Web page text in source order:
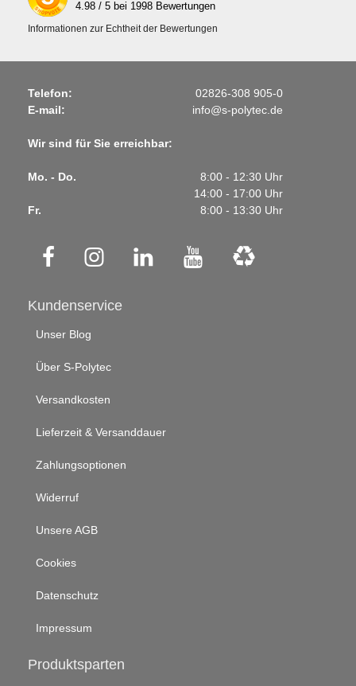
4.98 / 5 bei 1998 Bewertungen
Informationen zur Echtheit der Bewertungen
Telefon:
02826-308 905-0
E-mail:
info@s-polytec.de
Wir sind für Sie erreichbar:
Mo. - Do.
8:00 - 12:30 Uhr
14:00 - 17:00 Uhr
Fr.
8:00 - 13:30 Uhr
Kundenservice
Unser Blog
Über S-Polytec
Versandkosten
Lieferzeit & Versanddauer
Zahlungsoptionen
Widerruf
Unsere AGB
Cookies
Datenschutz
Impressum
Produktsparten